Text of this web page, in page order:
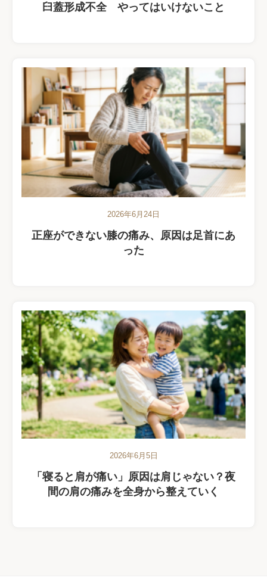
臼蓋形成不全 やってはいけないこと
2026年6月24日
正座ができない膝の痛み、原因は足首にあ
った
2026年6月5日
「寝ると肩が痛い」原因は肩じゃない？夜
間の肩の痛みを全身から整えていく